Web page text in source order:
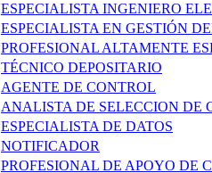
ESPECIALISTA INGENIERO
ESPECIALISTA EN GESTIÓN
PROFESIONAL ALTAMENTE
TÉCNICO DEPOSITARIO
AGENTE DE CONTROL
ANALISTA DE SELECCION DE
ESPECIALISTA DE DATOS
NOTIFICADOR
PROFESIONAL DE APOYO DE